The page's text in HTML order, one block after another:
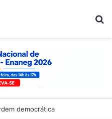
democrática